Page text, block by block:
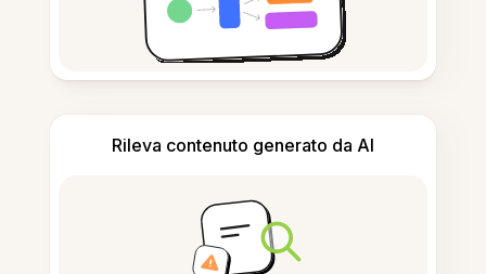
Rileva contenuto generato da AI